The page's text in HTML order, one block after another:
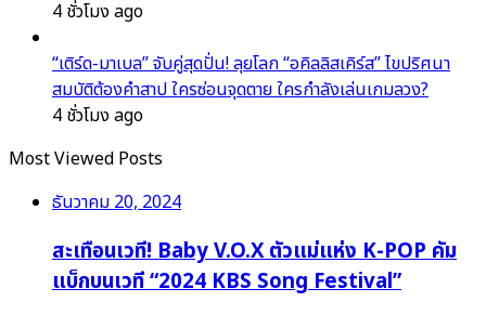
4 ชั่วโมง ago
“เติร์ด-มาเบล” จับคู่สุดปั่น! ลุยโลก “อคิลลิสเคิร์ส” ไขปริศนา
สมบัติต้องคำสาป ใครซ่อนจุดตาย ใครกำลังเล่นเกมลวง?
4 ชั่วโมง ago
Most Viewed Posts
ธันวาคม 20, 2024
สะเทือนเวที! Baby V.O.X ตัวแม่แห่ง K-POP คัม
แบ็กบนเวที “2024 KBS Song Festival”